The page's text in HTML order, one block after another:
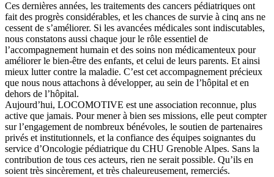
Ces dernières années, les traitements des cancers pédiatriques ont
fait des progrès considérables, et les chances de survie à cinq ans ne
cessent de s’améliorer. Si les avancées médicales sont indiscutables,
nous constatons aussi chaque jour le rôle essentiel de
l’accompagnement humain et des soins non médicamenteux pour
améliorer le bien-être des enfants, et celui de leurs parents. Et ainsi
mieux lutter contre la maladie. C’est cet accompagnement précieux
que nous nous attachons à développer, au sein de l’hôpital et en
dehors de l’hôpital.
Aujourd’hui, LOCOMOTIVE est une association reconnue, plus
active que jamais. Pour mener à bien ses missions, elle peut compter
sur l’engagement de nombreux bénévoles, le soutien de partenaires
privés et institutionnels, et la confiance des équipes soignantes du
service d’Oncologie pédiatrique du CHU Grenoble Alpes. Sans la
contribution de tous ces acteurs, rien ne serait possible. Qu’ils en
soient très sincèrement, et très chaleureusement, remerciés.